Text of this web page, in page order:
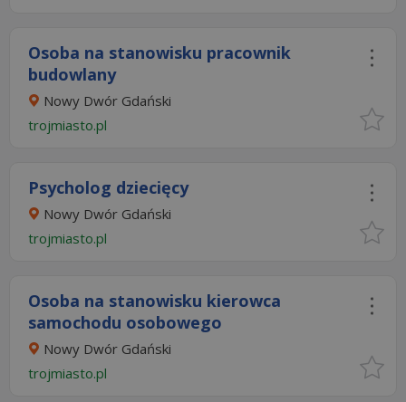
Osoba na stanowisku pracownik
budowlany
Nowy Dwór Gdański
trojmiasto.pl
Psycholog dziecięcy
Nowy Dwór Gdański
trojmiasto.pl
Osoba na stanowisku kierowca
samochodu osobowego
Nowy Dwór Gdański
trojmiasto.pl